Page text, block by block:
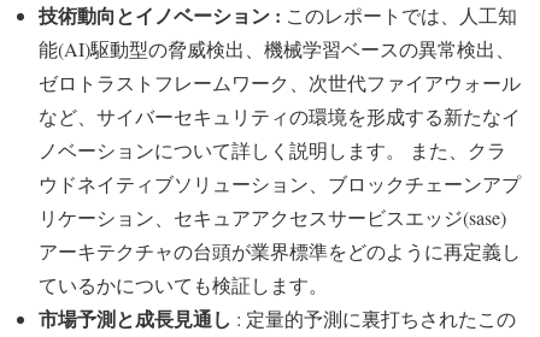
技術動向とイノベーション : このレポートでは、人工知
能(AI)駆動型の脅威検出、機械学習ベースの異常検出、
ゼロトラストフレームワーク、次世代ファイアウォール
など、サイバーセキュリティの環境を形成する新たなイ
ノベーションについて詳しく説明します。 また、クラ
ウドネイティブソリューション、ブロックチェーンアプ
リケーション、セキュアアクセスサービスエッジ(sase)
アーキテクチャの台頭が業界標準をどのように再定義し
ているかについても検証します。
市場予測と成長見通し : 定量的予測に裏打ちされたこの